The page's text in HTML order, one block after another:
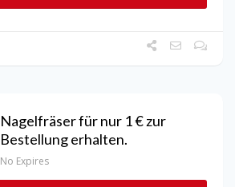
Nagelfräser für nur 1 € zur
Bestellung erhalten.
No Expires